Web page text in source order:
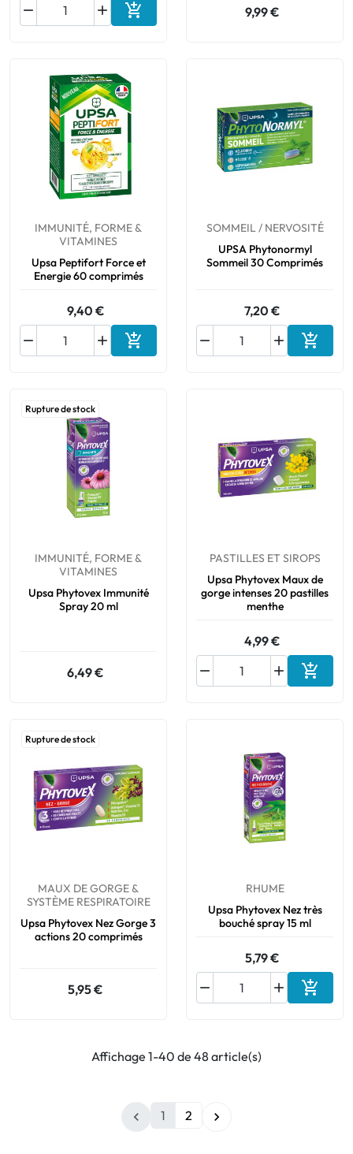

 Ajouter au panier 9,99 €
IMMUNITÉ, FORME &
VITAMINES
Upsa Peptifort Force et
Energie 60 comprimés
9,40 €

 Ajouter au panier
SOMMEIL / NERVOSITÉ
UPSA Phytonormyl
Sommeil 30 Comprimés
7,20 €

 
Rupture de stock
IMMUNITÉ, FORME &
VITAMINES
Upsa Phytovex Immunité
Spray 20 ml
6,49 €
PASTILLES ET SIROPS
Upsa Phytovex Maux de
gorge intenses 20 pastilles
menthe
4,99 €

 
Rupture de stock
MAUX DE GORGE &
SYSTÈME RESPIRATOIRE
Upsa Phytovex Nez Gorge 3
actions 20 comprimés
5,95 €
RHUME
Upsa Phytovex Nez très
bouché spray 15 ml
5,79 €

 
Affichage 1-40 de 48 article(s)
 1 2 